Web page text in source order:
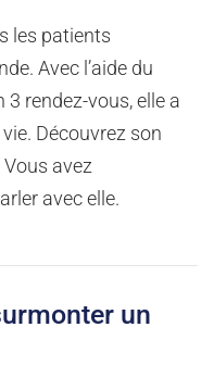
les patients
Avec l’aide du
3 rendez-vous, elle a
Découvrez son
avez
avec elle.
un